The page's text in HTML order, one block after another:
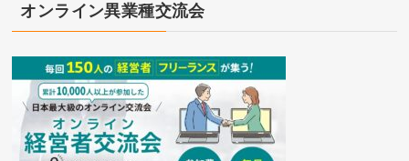
オンライン異業種交流会